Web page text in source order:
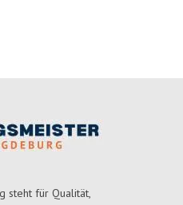
steht für Qualität,